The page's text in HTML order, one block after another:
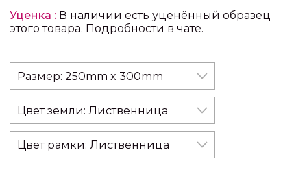
Уценка : В наличии есть уценённый образец
этого товара. Подробности в чате.
Размер: 250mm x 300mm
Цвет земли: Лиственница
Цвет рамки: Лиственница